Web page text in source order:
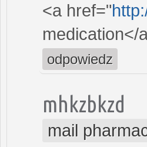
<a href="
medication</
odpowiedz
mhkzbkzd
mail